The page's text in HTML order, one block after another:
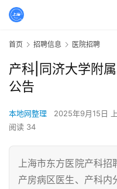
首页 招聘信息 医院招聘
产科|同济大学附
公告
本地网整理 2025年9月15日
阅读 34
上海市东方医院产科招
产房病区医生、产科内